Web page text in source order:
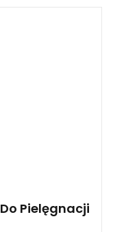
Pielęgnacji